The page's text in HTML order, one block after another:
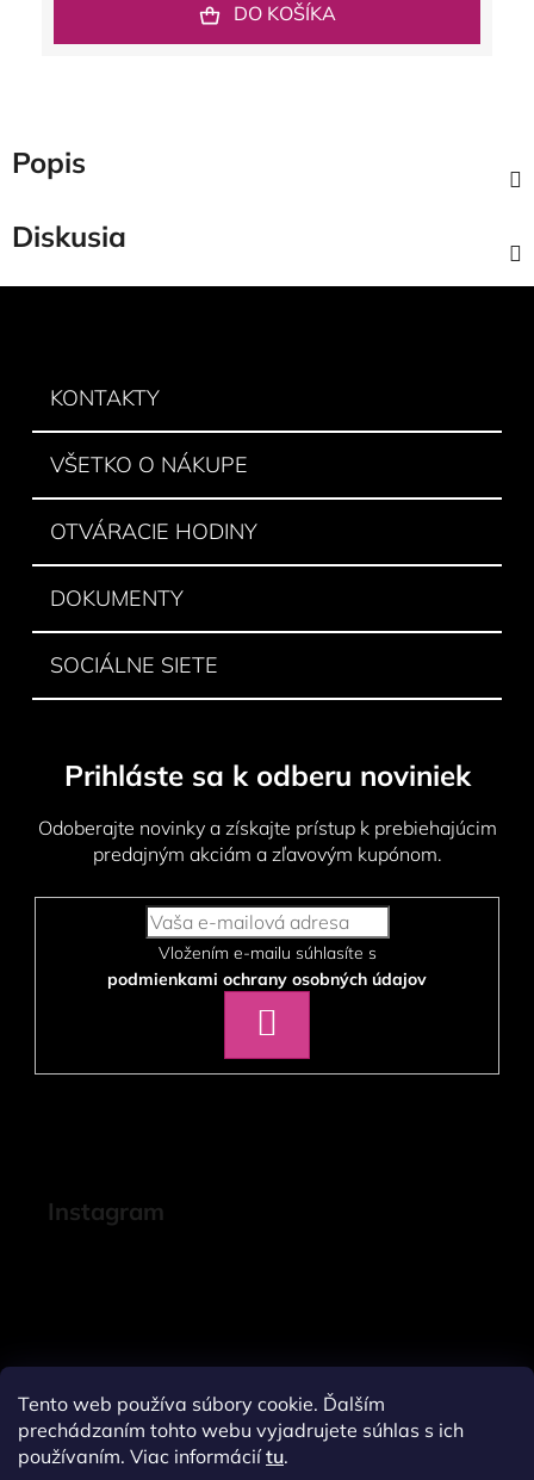
Tento web používa súbory cookie. Ďalším
prechádzaním tohto webu vyjadrujete súhlas s ich
používaním. Viac informáciítu.
DO KOŠÍKA
Popis
Diskusia
KONTAKTY
VŠETKO O NÁKUPE
OTVÁRACIE HODINY
DOKUMENTY
SOCIÁLNE SIETE
Prihláste sa k odberu noviniek
Odoberajte novinky a získajte prístup k prebiehajúcim
predajným akciám a zľavovým kupónom.
podmienkami ochrany osobných údajov
SA
Instagram